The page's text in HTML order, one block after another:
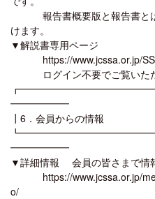
報告書概要版と報告書とは
けます。
▼解説書専用ページ
https://www.jcssa.or.jp/
ログイン不要でご覧いただ
━━━━━━
┃6．会員からの情報
━━━━━━
▼詳細情報 会員の皆さまで情
https://www.jcssa.or.jp/
o/